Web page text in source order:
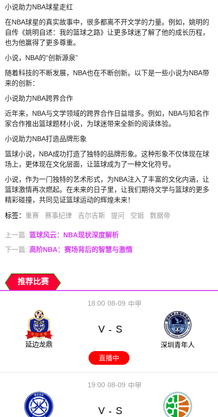
小说助力NBA球星走红
在NBA球星的真实故事中，很多都离不开文学的力量。例如，姚明的
自传《姚明自述：我的篮球之路》让更多球迷了解了他的成长历程，
也为他赢得了更多尊重。
小说，NBA的“创新源泉”
随着科技的不断发展，NBA也在不断创新。以下是一些小说为NBA带
来的创新：
小说助力NBA跨界合作
近年来，NBA与文学领域的跨界合作日益增多。例如，NBA与知名作
家合作推出篮球题材小说，为球迷带来全新的阅读体验。
小说助力NBA打造品牌形象
篮球小说，NBA成功打造了独特的品牌形象。这种形象不仅体现在球
场上，更体现在文化层面，让篮球成为了一种文化符号。
小说，作为一门独特的艺术形式，为NBA注入了丰富的文化内涵，让
篮球激情再次燃起。在未来的日子里，让我们期待文学与篮球的更多
精彩碰撞，共同见证篮球运动的辉煌未来！
标签： 重赛 赛事纪律 吉尔吉斯 提问 空姐 数据帝
上一篇: 篮球风云：NBA现状深度解析
下一篇: 高阶NBA：赛场背后的智慧与激情
推荐比赛
08-09
18:00 中甲
延边龙鼎
V - S
深圳青年人
直播中
08-09
19:00 中甲
V - S